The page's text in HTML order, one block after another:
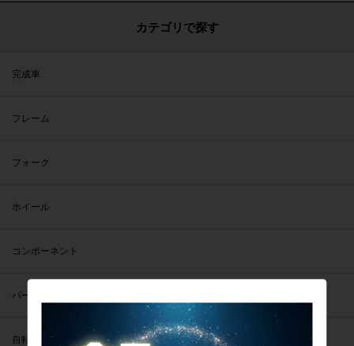
カテゴリで探す
完成車
フレーム
フォーク
ホイール
コンポーネント
パーツ
自転車アクセサリー